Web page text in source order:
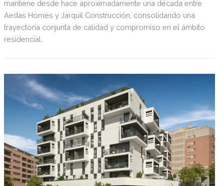
mantiene desde hace aproximadamente una década entre
Aedas Homes y Jarquil Construcción, consolidando una
trayectoria conjunta de calidad y compromiso en el ámbito
residencial.